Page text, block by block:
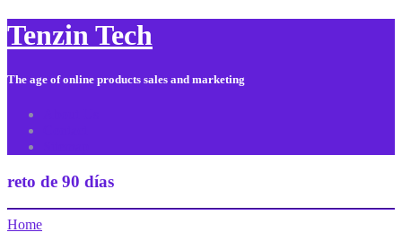
Tenzin Tech
The age of online products sales and marketing
reto de 90 días
Home